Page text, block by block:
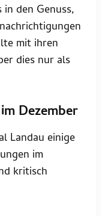
den Genuss,
mit ihren
dies nur als
Dezember
Landau einige
im
kritisch